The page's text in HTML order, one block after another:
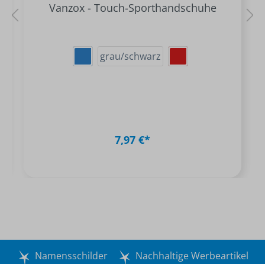
Vanzox - Touch-Sporthandschuhe
grau/schwarz
7,97 €*
Namensschilder
Nachhaltige Werbeartikel